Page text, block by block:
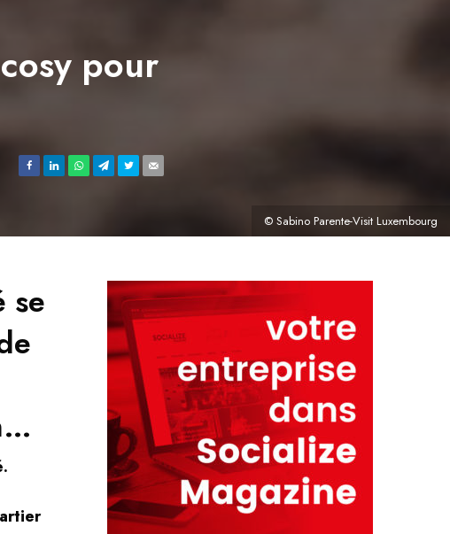
pour
© Sabino Parente-Visit Luxembourg
se